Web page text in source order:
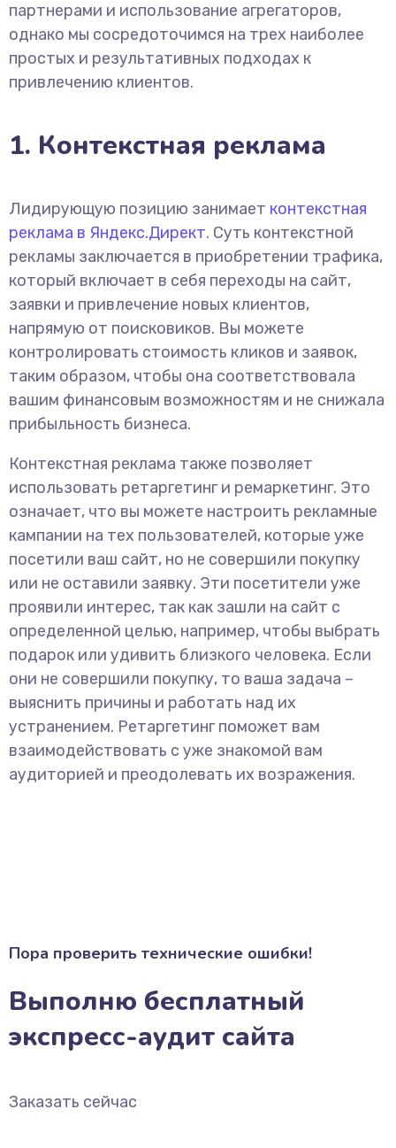
партнерами и использование агрегаторов,
однако мы сосредоточимся на трех наиболее
простых и результативных подходах к
привлечению клиентов.
1. Контекстная реклама
Лидирующую позицию занимает контекстная
реклама в Яндекс.Директ. Суть контекстной
рекламы заключается в приобретении трафика,
который включает в себя переходы на сайт,
заявки и привлечение новых клиентов,
напрямую от поисковиков. Вы можете
контролировать стоимость кликов и заявок,
таким образом, чтобы она соответствовала
вашим финансовым возможностям и не снижала
прибыльность бизнеса.
Контекстная реклама также позволяет
использовать ретаргетинг и ремаркетинг. Это
означает, что вы можете настроить рекламные
кампании на тех пользователей, которые уже
посетили ваш сайт, но не совершили покупку
или не оставили заявку. Эти посетители уже
проявили интерес, так как зашли на сайт с
определенной целью, например, чтобы выбрать
подарок или удивить близкого человека. Если
они не совершили покупку, то ваша задача –
выяснить причины и работать над их
устранением. Ретаргетинг поможет вам
взаимодействовать с уже знакомой вам
аудиторией и преодолевать их возражения.
Пора проверить технические ошибки!
Выполню бесплатный
экспресс-аудит сайта
Заказать сейчас